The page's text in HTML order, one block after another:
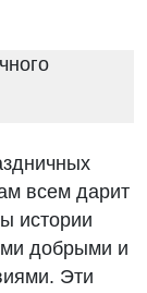
всем дарит
истории
добрыми и
Эти